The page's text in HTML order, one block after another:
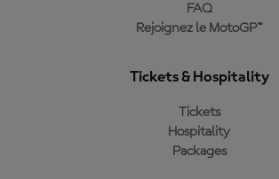
FAQ
Rejoignez le MotoGP™
Tickets & Hospitality
Tickets
Hospitality
Packages